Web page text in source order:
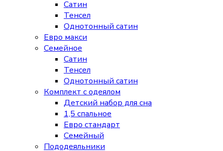
Сатин
Тенсел
Однотонный сатин
Евро макси
Семейное
Сатин
Тенсел
Однотонный сатин
Комплект с одеялом
Детский набор для сна
1,5 спальное
Евро стандарт
Семейный
Пододеяльники